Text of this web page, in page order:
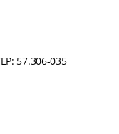
57.306-035